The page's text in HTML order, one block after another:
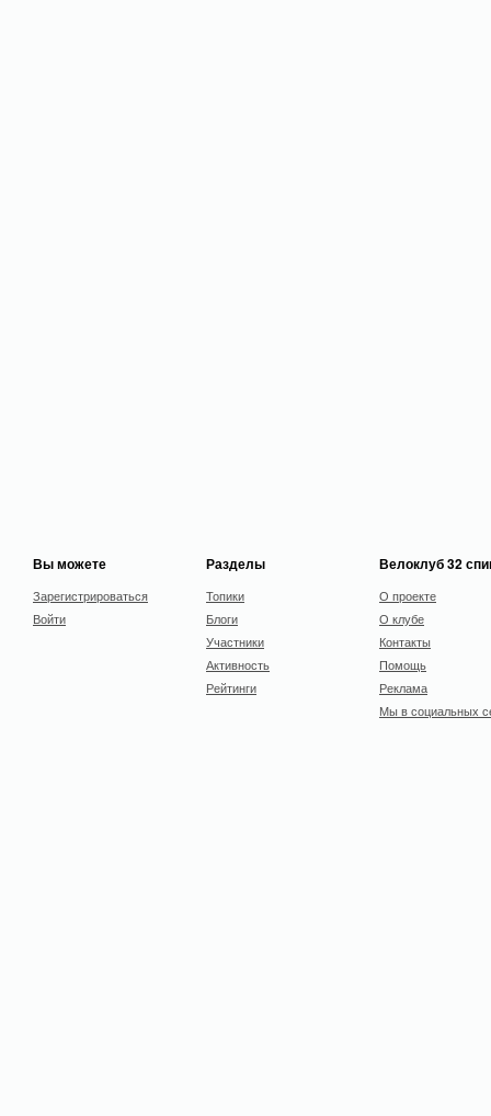
Вы можете
Зарегистрироваться
Войти
Разделы
Топики
Блоги
Участники
Активность
Рейтинги
Велоклуб 32
О проекте
О клубе
Контакты
Помощь
Реклама
Мы в социальных